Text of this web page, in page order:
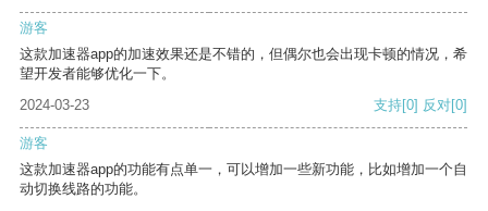
游客
这款加速器app的加速效果还是不错的，但偶尔也会出现卡顿的情况，希
望开发者能够优化一下。
2024-03-23
支持[0] 反对[0]
游客
这款加速器app的功能有点单一，可以增加一些新功能，比如增加一个自
动切换线路的功能。